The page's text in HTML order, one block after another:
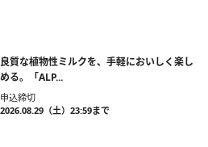
良質な植物性ミルクを、手軽においしく楽し
める。「ALP...
申込締切
2026.08.29（土）23:59まで